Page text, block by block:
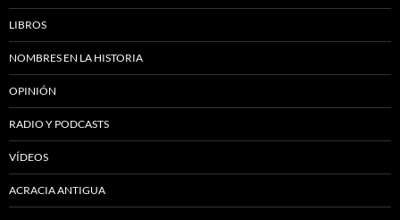
LIBROS
NOMBRES EN LA HISTORIA
OPINIÓN
RADIO Y PODCASTS
VÍDEOS
ACRACIA ANTIGUA